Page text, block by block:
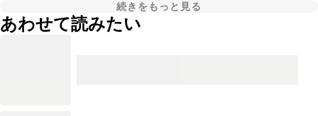
続きをもっと見る
あわせて読みたい